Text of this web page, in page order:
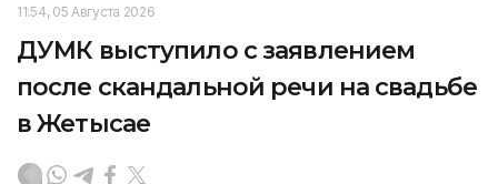
11:54, 05 Августа 2026
ДУМК выступило с заявлением
после скандальной речи на свадьбе
в Жетысае